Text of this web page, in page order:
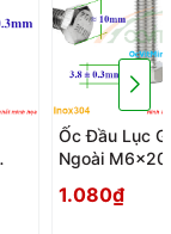
Ốc Đầu Lục
Ngoài
Dau Luc Giac
1.080₫